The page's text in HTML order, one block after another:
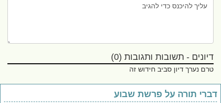
דיונים - תשובות ותגובות (0)
טרם נערך דיון סביב חידוש זה
תורה על פרשת שבוע